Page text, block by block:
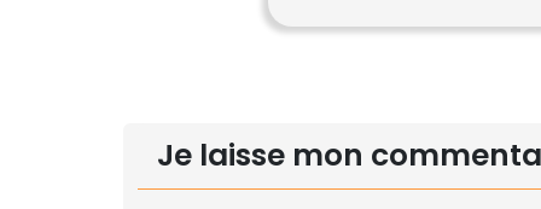
Je laisse mon